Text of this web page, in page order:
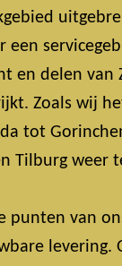
een
en delen van
Zoals wij
tot
Tilburg weer
punten van
levering.